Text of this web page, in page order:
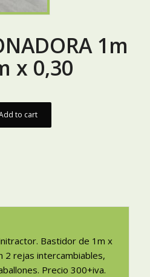
1m
x 0,30
to cart
Bastidor de 1m x
2 rejas intercambiables,
Precio 300+iva.